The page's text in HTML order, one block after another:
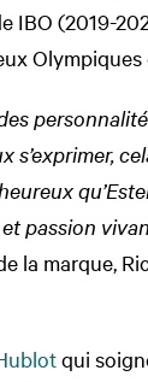
IBO (2019-
Olympiques
s’exprimer,
et passion
la marque,
qui